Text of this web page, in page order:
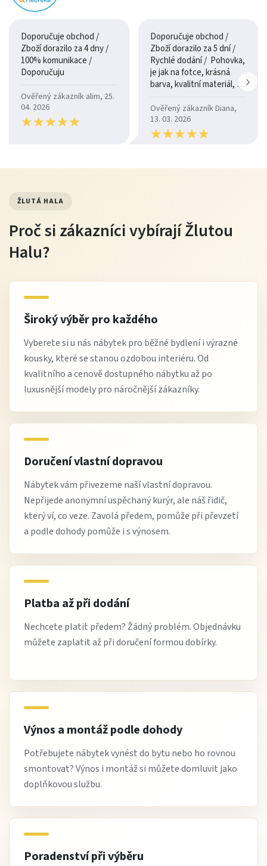
Doporučuje obchod /
Zboží dorazilo za 4 dny /
100% komunikace /
Doporučuju
Ověřený zákazník alim, 25.
04. 2026
★★★★★
★★★★★
Doporučuje obchod /
Zboží dorazilo za 5 dní /
Rychlé dodání / Pohovka,
je jak na fotce, krásná
barva, kvalitní materiál, a
Ověřený zákazník Diana,
13. 03. 2026
★★★★★
★★★★★
ŽLUTÁ HALA
Proč si zákazníci vybírají Žlutou
Halu?
Široký výběr pro každého
Vyberete si u nás nábytek pro běžné bydlení i výrazné
kousky, které se stanou ozdobou interiéru. Od
kvalitního a cenově dostupného nábytku až po
luxusnější modely pro náročnější zákazníky.
Doručení vlastní dopravou
Nábytek vám přivezeme naší vlastní dopravou.
Nepřijede anonymní uspěchaný kurýr, ale náš řidič,
který ví, co veze. Zavolá předem, pomůže při převzetí
a podle dohody pomůže i s výnosem.
Platba až při dodání
Nechcete platit předem? Žádný problém. Objednávku
můžete zaplatit až při doručení formou dobírky.
Výnos a montáž podle dohody
Potřebujete nábytek vynést do bytu nebo ho rovnou
smontovat? Výnos i montáž si můžete domluvit jako
doplňkovou službu.
Poradenství při výběru